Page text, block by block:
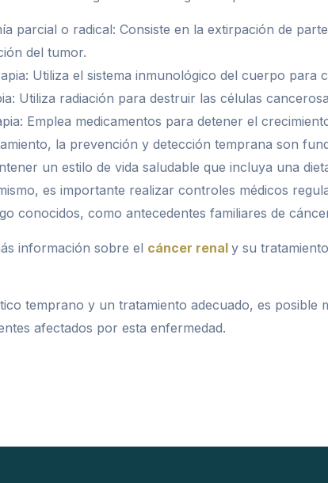
parcial o radical: Consiste en la extirpación de
del tumor.
Utiliza el sistema inmunológico del cuerpo para
Utiliza radiación para destruir las células
Emplea medicamentos para detener el
la prevención y detección temprana son
un estilo de vida saludable que incluya una
es importante realizar controles médicos
conocidos, como antecedentes familiares de
información sobre el cáncer renal y su
temprano y un tratamiento adecuado, es posible
afectados por esta enfermedad.